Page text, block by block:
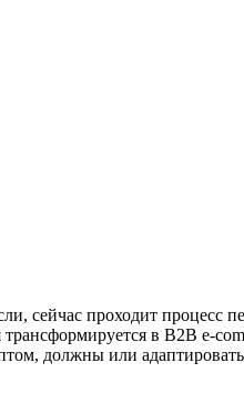
сейчас проходит
в B2B e-
должны или